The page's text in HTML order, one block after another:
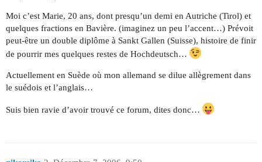
Moi c’est Marie, 20 ans, dont presqu’un demi en Autriche (Tirol) et
quelques fractions en Bavière. (imaginez un peu l’accent…) Prévoit
peut-être un double diplôme à Sankt Gallen (Suisse), histoire de finir
de pourrir mes quelques restes de Hochdeutsch…
Actuellement en Suède où mon allemand se dilue allègrement dans
le suédois et l’anglais…
Suis bien ravie d’avoir trouvé ce forum, dites donc…